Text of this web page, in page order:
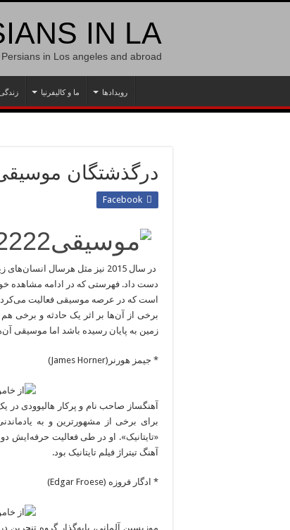
IN LA
in Los angeles and abroad
رویدادها ما و کالیفرنیا
درگذشتگان موسیقی
Facebook
در سال 2015 نیز مثل هرسال
دست داد. فهرستی که در ادامه مشاهده
است که در عرصه موسیقی فعالیت می‌کردند و در سال
برخی از آن‌ها بر اثر یک حادثه و برخی
زمین به پایان رسیده باشد اما موسیقی
* جیمز هورنر(James Horner)
برای برخی از مشهورترین و به
«تایتانیک». او در طی فعالیت حرفه‌ایش
آهنگ تیتراژ فیلم تایتانیک بود.
* ادگار فروزه (Edgar Froese)